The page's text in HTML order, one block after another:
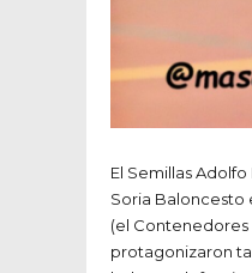
El Semillas
Soria Baloncesto
(el Contenedores
protagonizaron